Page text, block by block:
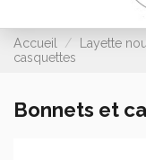
Accueil Layette
casquettes
Bonnets et